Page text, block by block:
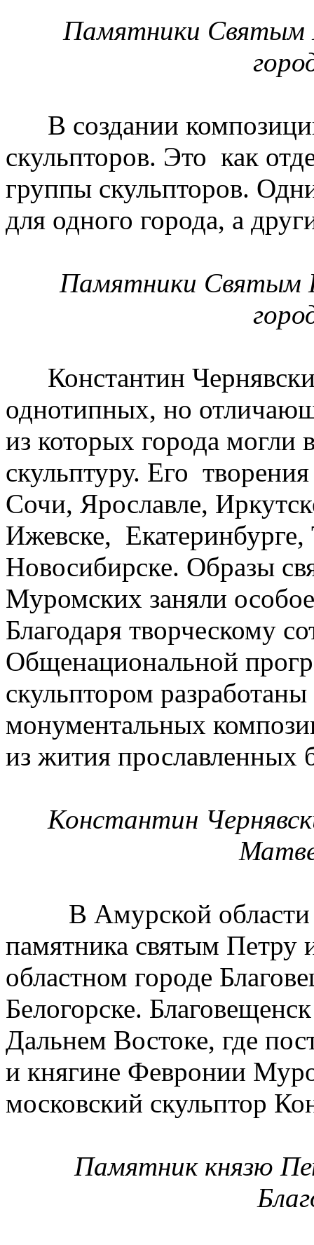
Памятники Святым
В создании
скульпторов. Это как
группы скульпторов.
для одного города, а
Памятники Святым
Константин
однотипных, но
из которых города
скульптуру. Его
Сочи, Ярославле,
Ижевске,
Новосибирске. Образы
Муромских заняли
Благодаря творческому
Общенациональной
скульптором
монументальных
из жития прославленных
Константин
В Амурской области
памятника святым
областном городе
Белогорске.
Дальнем Востоке, где
и княгине Февронии
московский скульптор
Памятник князю